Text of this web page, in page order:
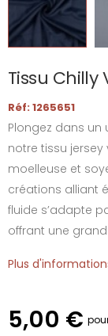
Tissu Chilly
Réf: 1265651
Plongez dans
notre tissu jersey
moelleuse et
créations alliant
fluide s’adapte
offrant une
Plus
5,00 €